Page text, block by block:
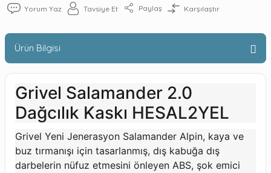
Yorum Yaz Tavsiye Et Paylaş Karşılaştır
Ürün Bilgisi
Grivel Salamander 2.0
Dağcılık Kaskı HESAL2YEL
Grivel Yeni Jenerasyon Salamander Alpin, kaya ve
buz tırmanışı için tasarlanmış, dış kabuğa dış
darbelerin nüfuz etmesini önleyen ABS, şok emici